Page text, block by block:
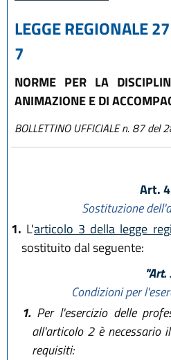
LEGGE REGIONALE
7
NORME PER LA
ANIMAZIONE E DI
BOLLETTINO UFFICIALE n. 87 del
Art. 4
Sostituzione
1. L'articolo 3 della legge
sostituito dal seguente:
"Art.
Condizioni per
1.Per l'esercizio delle
all'articolo 2 è necessario
requisiti: